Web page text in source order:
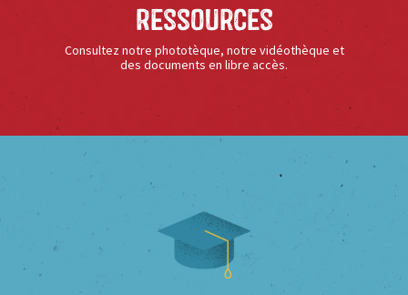
Ressources
Consultez notre phototèque, notre vidéothèque et
des documents en libre accès.